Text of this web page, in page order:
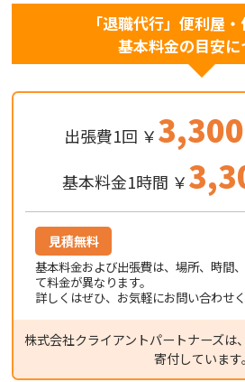
「退職代行」便利屋
基本料金の目安に
出張費1回 ￥3,300
基本料金1時間 ￥
見積無料
基本料金および出張費は、場所、時間
て料金が異なります。
詳しくはぜひ、お気軽にお問い合わせく
株式会社クライアントパートナーズは
寄付しています。